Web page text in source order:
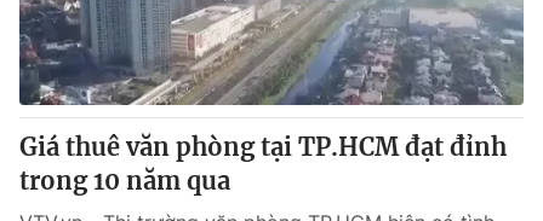
Giá thuê văn phòng tại TP.HCM đạt đỉnh
trong 10 năm qua